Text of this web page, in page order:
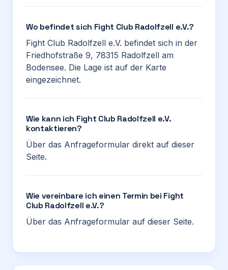
Wo befindet sich Fight Club Radolfzell e.V.?
Fight Club Radolfzell e.V. befindet sich in der
Friedhofstraße 9, 78315 Radolfzell am
Bodensee. Die Lage ist auf der Karte
eingezeichnet.
Wie kann ich Fight Club Radolfzell e.V.
kontaktieren?
Über das Anfrageformular direkt auf dieser
Seite.
Wie vereinbare ich einen Termin bei Fight
Club Radolfzell e.V.?
Über das Anfrageformular auf dieser Seite.